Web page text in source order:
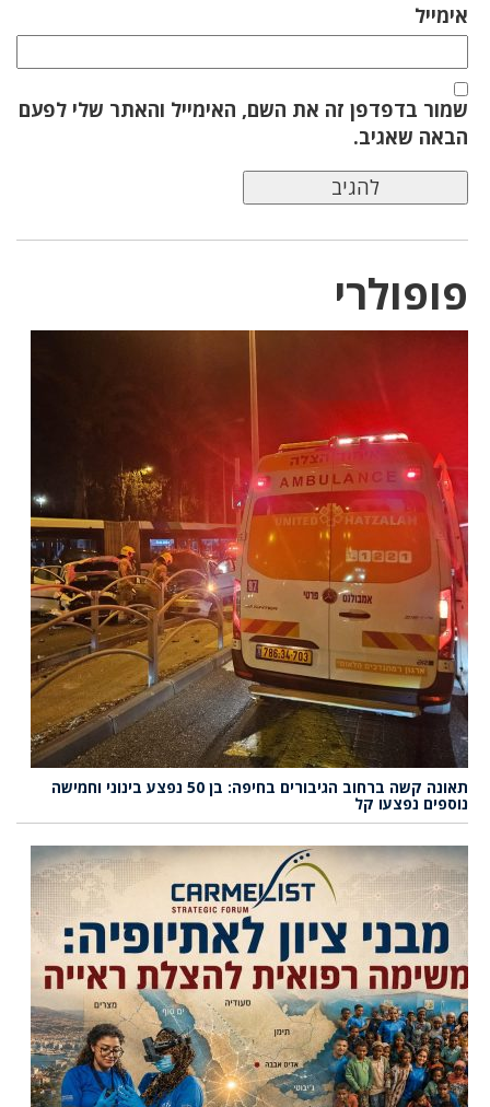
אימייל
שמור בדפדפן זה את השם, האימייל והאתר שלי לפעם
הבאה שאגיב.
פופולרי
תאונה קשה ברחוב הגיבורים בחיפה: בן 50 נפצע בינוני וחמישה
נוספים נפצעו קל